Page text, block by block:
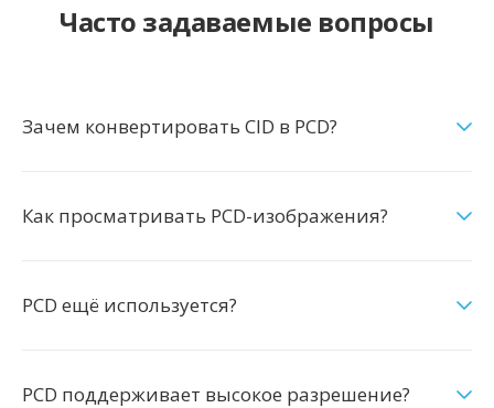
Часто задаваемые вопросы
Зачем конвертировать CID в PCD?
Как просматривать PCD-изображения?
PCD ещё используется?
PCD поддерживает высокое разрешение?